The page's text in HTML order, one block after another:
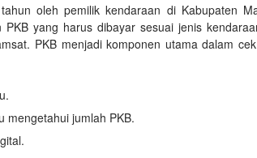
oleh pemilik kendaraan di Kabupaten
yang harus dibayar sesuai jenis
PKB menjadi komponen utama dalam
mengetahui jumlah PKB.